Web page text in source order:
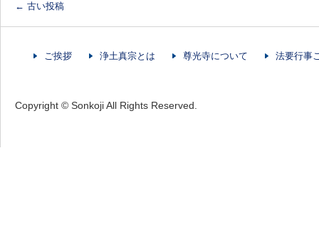
← 古い投稿
ご挨拶 浄土真宗とは 尊光寺について 法要行事
Copyright © Sonkoji All Rights Reserved.